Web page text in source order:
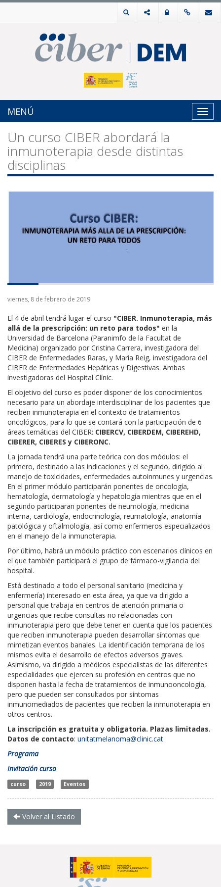
MENÚ
Un curso CIBER abordará la
inmunoterapia desde distintas
disciplinas
viernes, 8 de febrero de 2019
El 4 de abril tendrá lugar el curso "CIBER. Inmunoterapia, más
allá de la prescripción: un reto para todos" en la
Universidad de Barcelona (Paranimfo de la Facultat de
Medicina) organizado por Cristina Carrera, investigadora del
CIBER de Enfermedades Raras, y Maria Reig, investigadora del
CIBER de Enfermedades Hepáticas y Digestivas. Ambas
investigadoras del Hospital Clínic.
El objetivo del curso es poder disponer de los conocimientos
necesario para un abordaje interdisciplinar de los pacientes que
reciben inmunoterapia en el contexto de tratamientos
oncológicos, para lo que se contará con la participación de 6
áreas temáticas del CIBER: CIBERCV, CIBERDEM, CIBEREHD,
CIBERER, CIBERES y CIBERONC.
La jornada tendrá una parte teórica con dos módulos: el
primero, destinado a las indicaciones y el segundo, dirigido al
manejo de toxicidades, enfermedades autoinmunes y urgencias.
En el primer módulo participarán ponentes de oncología,
hematología, dermatología y hepatología mientras que en el
segundo participaran ponentes de neumología, medicina
interna, cardiología, endocrinología, reumatología, anatomía
patológica y oftalmología, así como enfermeros especializados
en el manejo de la inmunoterapia.
Por último, habrá un módulo práctico con escenarios clínicos en
el que también participará el grupo de fármaco-vigilancia del
hospital.
Está destinado a todo el personal sanitario (medicina y
enfermería) interesado en esta área, ya que va dirigido a
personal que trabaja en centros de atención primaria o
urgencias que recibe consultas no relacionadas con
inmunoterapia pero que debe tener en cuenta que los pacientes
que reciben inmunoterapia pueden desarrollar síntomas que
mimetizan eventos banales. La identificación temprana de los
mismos evita el desarrollo de efectos adversos graves.
Asimismo, va dirigido a médicos especialistas de las diferentes
especialidades que ejercen su profesión en centros que no
disponen hasta la fecha de tratamientos de inmunooncología,
pero que pueden ser consultados por síntomas
inmunomediados de pacientes que reciben la inmunoterapia en
otros centros.
La inscripción es gratuita y obligatoria. Plazas limitadas.
Datos de contacto: unitatmelanoma@clinic.cat
Programa
Invitación curso
curso 2019 Eventos
Volver al Listado